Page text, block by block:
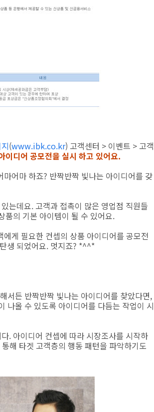
(www.ibk.co.kr) 고객센터 > 이벤트 > 고객
이디어 공모전을 실시 하고 있어요.
어마 하죠? 반짝반짝 빛나는 아이디어를 갖
는데요. 고객과 접촉이 많은 영업점 직원들
품의 기본 아이템이 될 수 있어요.
게 필요한 컨셉의 상품 아이디어를 공모전
생 되었어요. 멋지죠? *^^*
서든 반짝반짝 빛나는 아이디어를 찾았다면,
나올 수 있도록 아이디어를 다듬는 작업이 시
. 아이디어 컨셉에 따라 시장조사를 시작하
해 타겟 고객층의 행동 패턴을 파악하기도